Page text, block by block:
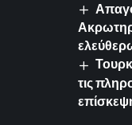
τις